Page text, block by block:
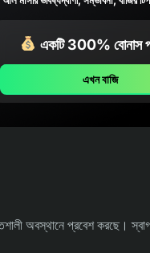
একটি 300% বোনাস
এখন বাজি
অবস্থানে প্রবেশ করছে।